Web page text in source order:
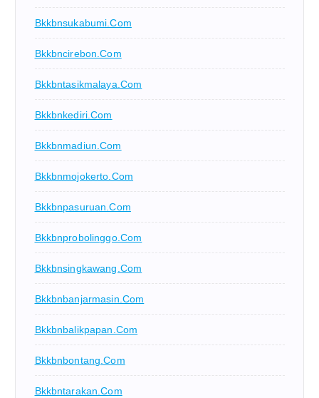
Bkkbnsukabumi.com
Bkkbncirebon.com
Bkkbntasikmalaya.com
Bkkbnkediri.com
Bkkbnmadiun.com
Bkkbnmojokerto.com
Bkkbnpasuruan.com
Bkkbnprobolinggo.com
Bkkbnsingkawang.com
Bkkbnbanjarmasin.com
Bkkbnbalikpapan.com
Bkkbnbontang.com
Bkkbntarakan.com